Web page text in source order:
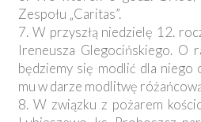
Zespołu „Caritas”.
7. W przyszłą niedzielę 12.
Ireneusza Glegocińskiego. O
będziemy się modlić dla niego
mu w darze modlitwę
8. W związku z pożarem